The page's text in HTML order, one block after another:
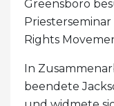
Greensboro
Priesterseminar
Rights
In
beendete